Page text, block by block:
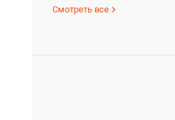
Смотреть все